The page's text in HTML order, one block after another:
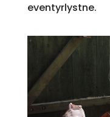
eventyrlystne.